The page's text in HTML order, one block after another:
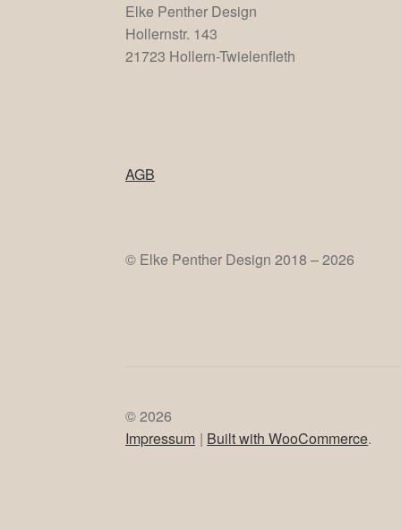
Elke Penther Design
Hollernstr. 143
21723 Hollern-Twielenfleth
AGB
© Elke Penther Design 2018 – 2026
© 2026
Impressum
Built with WooCommerce.